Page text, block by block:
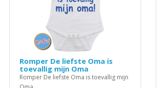
Romper De liefste Oma is
toevallig mijn Oma
Romper De liefste Oma is toevallig mijn